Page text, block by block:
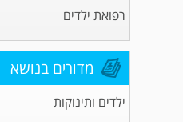
רפואת ילדים
מדורים בנושא
ילדים ותינוקות